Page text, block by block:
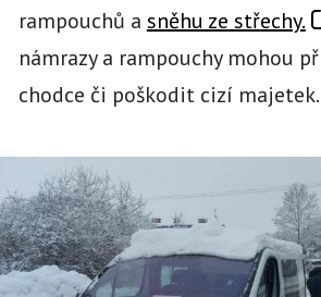
rampouchů a sněhu ze střechy.
námrazy a rampouchy mohou
chodce či poškodit cizí majetek.